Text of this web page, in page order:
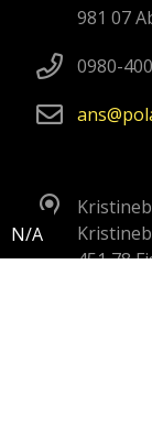
981 07
0980-
ans
451 78